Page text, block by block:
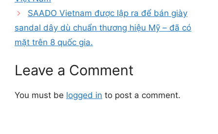
SAADO Vietnam được lập ra để bán giày
sandal dây dù chuẩn thương hiệu Mỹ – đã có
mặt trên 8 quốc gia.
Leave a Comment
You must be logged in to post a comment.